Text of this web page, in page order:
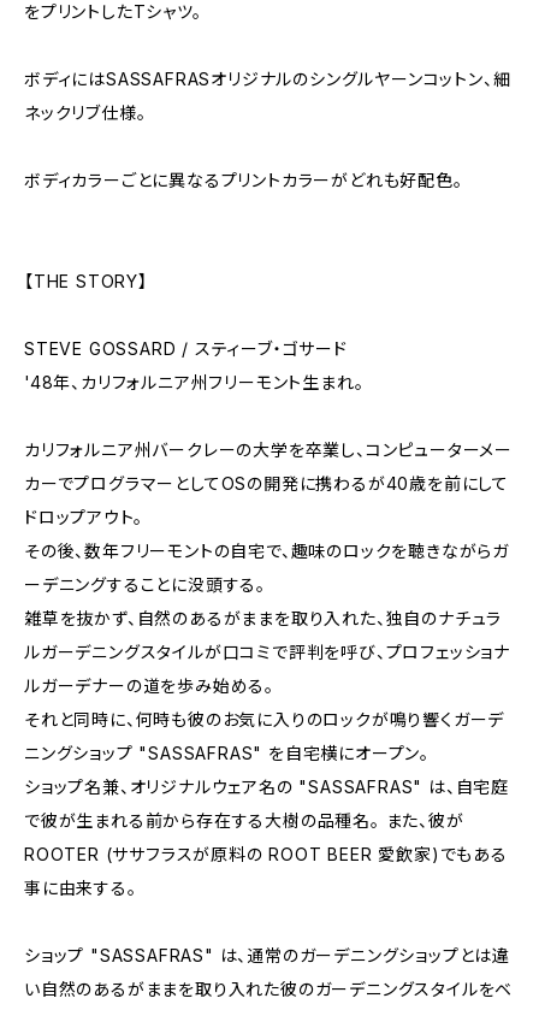
をプリントしたTシャツ。
ボディにはSASSAFRASオリジナルのシングルヤーンコットン、細
ネックリブ仕様。
ボディカラーごとに異なるプリントカラーがどれも好配色。
【THE STORY】
STEVE GOSSARD / スティーブ・ゴサード
'48年、カリフォルニア州フリーモント生まれ。
カリフォルニア州バークレーの大学を卒業し、コンピューターメー
カーでプログラマーとしてOSの開発に携わるが40歳を前にして
ドロップアウト。
その後、数年フリーモントの自宅で、趣味のロックを聴きながらガ
ーデニングすることに没頭する。
雑草を抜かず、自然のあるがままを取り入れた、独自のナチュラ
ルガーデニングスタイルが口コミで評判を呼び、プロフェッショナ
ルガーデナーの道を歩み始める。
それと同時に、何時も彼のお気に入りのロックが鳴り響くガーデ
ニングショップ "SASSAFRAS" を自宅横にオープン。
ショップ名兼、オリジナルウェア名の "SASSAFRAS" は、自宅庭
で彼が生まれる前から存在する大樹の品種名。 また、彼が
ROOTER (ササフラスが原料の ROOT BEER 愛飲家)でもある
事に由来する。
ショップ "SASSAFRAS" は、通常のガーデニングショップとは違
い自然のあるがままを取り入れた彼のガーデニングスタイルをベ